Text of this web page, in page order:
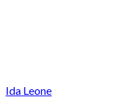
Ida Leone